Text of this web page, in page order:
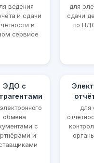
ведения
и сдачи
в
сервисе
для
сдачи
по
ЭДО с
обмена
с
и
для